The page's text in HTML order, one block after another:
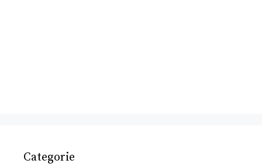
Categorie